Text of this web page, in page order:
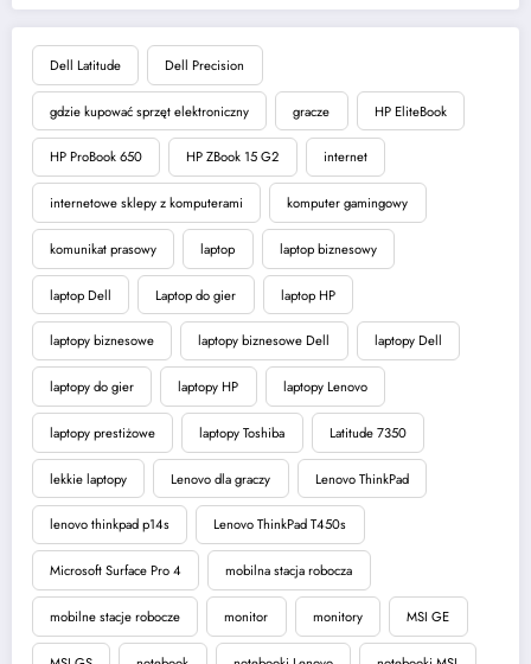
Dell Latitude Dell Precision
gdzie kupować sprzęt elektroniczny gracze HP EliteBook
HP ProBook 650 HP ZBook 15 G2 internet
internetowe sklepy z komputerami komputer gamingowy
komunikat prasowy laptop laptop biznesowy
laptop Dell Laptop do gier laptop HP
laptopy biznesowe laptopy biznesowe Dell laptopy Dell
laptopy do gier laptopy HP laptopy Lenovo
laptopy prestiżowe laptopy Toshiba Latitude 7350
lekkie laptopy Lenovo dla graczy Lenovo ThinkPad
lenovo thinkpad p14s Lenovo ThinkPad T450s
Microsoft Surface Pro 4 mobilna stacja robocza
mobilne stacje robocze monitor monitory MSI GE